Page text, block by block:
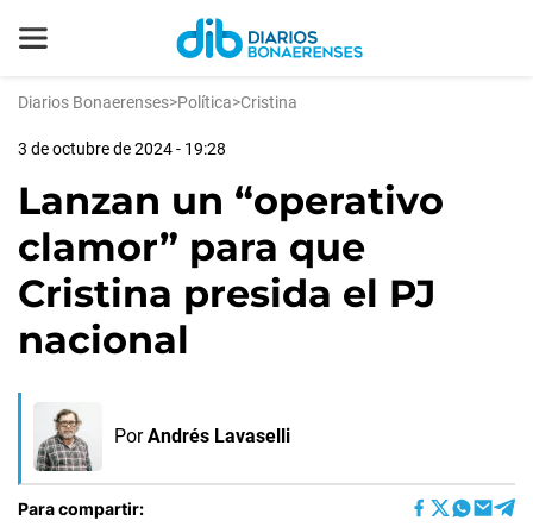
Diarios Bonaerenses>Política>Cristina
3 de octubre de 2024 - 19:28
Lanzan un “operativo
clamor” para que
Cristina presida el PJ
nacional
Por Andrés Lavaselli
Para compartir: